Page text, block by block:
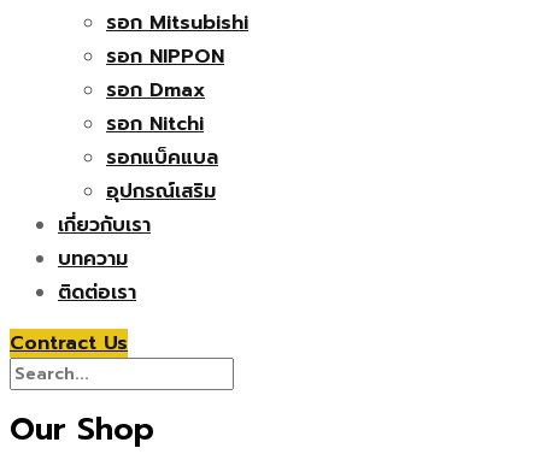
รอก Mitsubishi
รอก NIPPON
รอก Dmax
รอก Nitchi
รอกแบ็คแบล
อุปกรณ์เสริม
เกี่ยวกับเรา
บทความ
ติดต่อเรา
Contract Us
Our Shop